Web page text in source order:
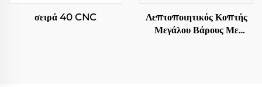
σειρά 40 CNC
Λεπτοποιητικός Κοπτής
Μεγάλου Βάρους Με